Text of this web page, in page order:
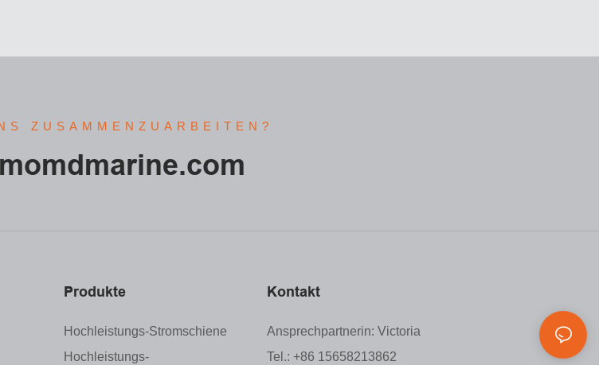
ZUSAMMENZUARBEITEN?
Produkte
Hochleistungs-Stromschiene
Hochleistungs-
Kontakt
Ansprechpartnerin: Victoria
Tel.: +86 15658213862